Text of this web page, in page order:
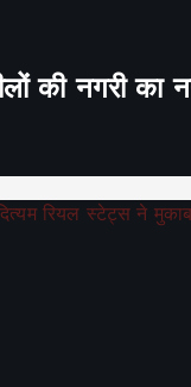
की नगरी का